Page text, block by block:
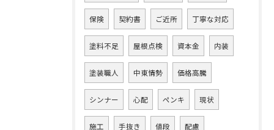
保険 契約書 ご近所 丁寧な対応
塗料不足 屋根点検 資本金 内装
塗装職人 中東情勢 価格高騰
シンナー 心配 ペンキ 現状
施工 手抜き 値段 配慮